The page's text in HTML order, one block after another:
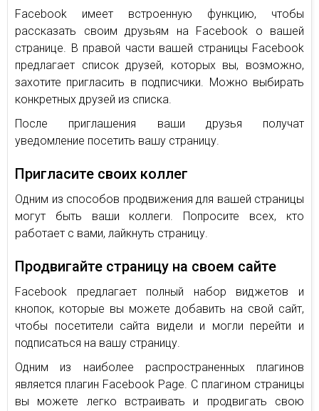
Facebook имеет встроенную функцию, чтобы
рассказать своим друзьям на Facebook о вашей
странице. В правой части вашей страницы Facebook
предлагает список друзей, которых вы, возможно,
захотите пригласить в подписчики. Можно выбирать
конкретных друзей из списка.
После приглашения ваши друзья получат
уведомление посетить вашу страницу.
Пригласите своих коллег
Одним из способов продвижения для вашей страницы
могут быть ваши коллеги. Попросите всех, кто
работает с вами, лайкнуть страницу.
Продвигайте страницу на своем сайте
Facebook предлагает полный набор виджетов и
кнопок, которые вы можете добавить на свой сайт,
чтобы посетители сайта видели и могли перейти и
подписаться на вашу страницу.
Одним из наиболее распространенных плагинов
является плагин Facebook Page. С плагином страницы
вы можете легко встраивать и продвигать свою